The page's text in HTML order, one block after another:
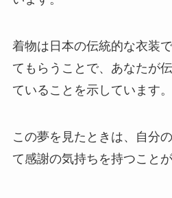
着物は日本の伝統的な衣装
てもらうことで、あなたが
ていることを示しています。
この夢を見たときは、自分
て感謝の気持ちを持つことが